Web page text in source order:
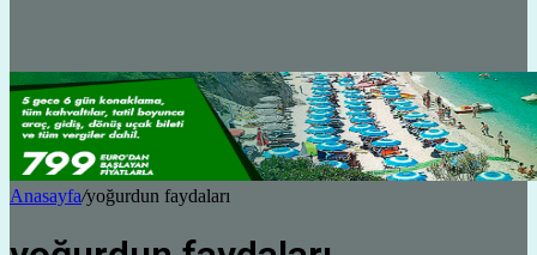
Anasayfa/yoğurdun faydaları